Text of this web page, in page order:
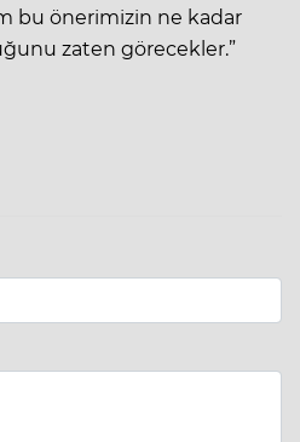
bu önerimizin ne kadar
zaten görecekler.”